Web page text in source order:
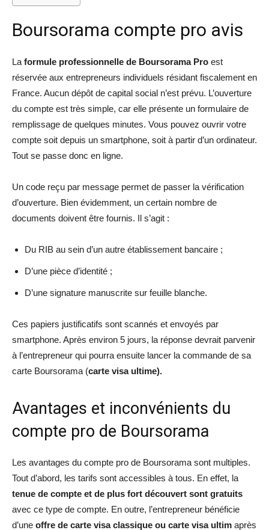
Boursorama compte pro avis
La formule professionnelle de Boursorama Pro est
réservée aux entrepreneurs individuels résidant fiscalement en
France. Aucun dépôt de capital social n’est prévu. L’ouverture
du compte est très simple, car elle présente un formulaire de
remplissage de quelques minutes. Vous pouvez ouvrir votre
compte soit depuis un smartphone, soit à partir d’un ordinateur.
Tout se passe donc en ligne.
Un code reçu par message permet de passer la vérification
d’ouverture. Bien évidemment, un certain nombre de
documents doivent être fournis. Il s’agit :
Du RIB au sein d’un autre établissement bancaire ;
D’une pièce d’identité ;
D’une signature manuscrite sur feuille blanche.
Ces papiers justificatifs sont scannés et envoyés par
smartphone. Après environ 5 jours, la réponse devrait parvenir
à l’entrepreneur qui pourra ensuite lancer la commande de sa
carte Boursorama (carte visa ultime).
Avantages et inconvénients du
compte pro de Boursorama
Les avantages du compte pro de Boursorama sont multiples.
Tout d’abord, les tarifs sont accessibles à tous. En effet, la
tenue de compte et de plus fort découvert sont gratuits
avec ce type de compte. En outre, l’entrepreneur bénéficie
d’une offre de carte visa classique ou carte visa ultim après